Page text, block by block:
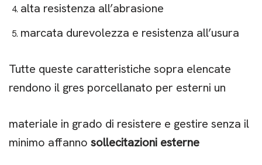
alta resistenza all’abrasione
marcata durevolezza e resistenza all’usura
Tutte queste caratteristiche sopra elencate
rendono il gres porcellanato per esterni un
materiale in grado di resistere e gestire senza il
minimo affanno sollecitazioni esterne